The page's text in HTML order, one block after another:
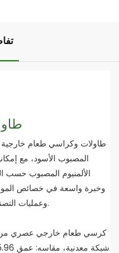
المصبوب الأسود، مع
وخبرة واسعة في خصائص
وعمليات التصنيع (مثل الصب الدقيق ومعالجة الأسطح).
كرسي طعام خارجي عصري من